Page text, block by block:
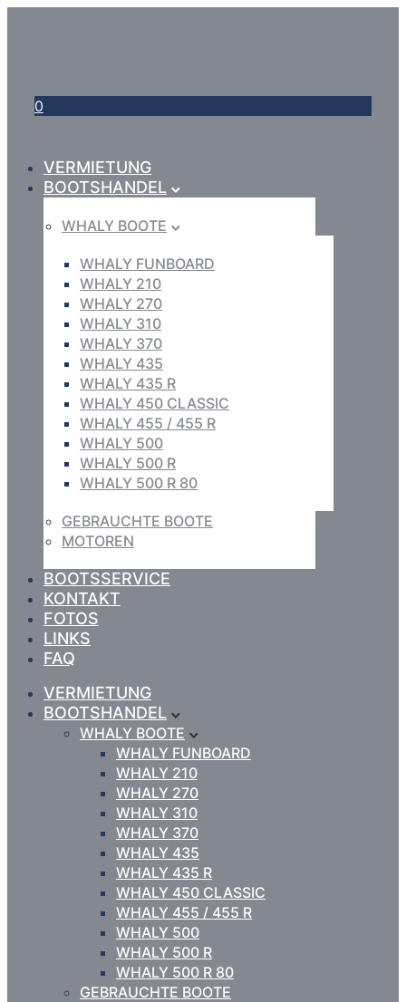
0
VERMIETUNG
BOOTSHANDEL
WHALY BOOTE
WHALY FUNBOARD
WHALY 210
WHALY 270
WHALY 310
WHALY 370
WHALY 435
WHALY 435 R
WHALY 450 CLASSIC
WHALY 455 / 455 R
WHALY 500
WHALY 500 R
WHALY 500 R 80
GEBRAUCHTE BOOTE
MOTOREN
BOOTSSERVICE
KONTAKT
FOTOS
LINKS
FAQ
VERMIETUNG
BOOTSHANDEL
WHALY BOOTE
WHALY FUNBOARD
WHALY 210
WHALY 270
WHALY 310
WHALY 370
WHALY 435
WHALY 435 R
WHALY 450 CLASSIC
WHALY 455 / 455 R
WHALY 500
WHALY 500 R
WHALY 500 R 80
GEBRAUCHTE BOOTE